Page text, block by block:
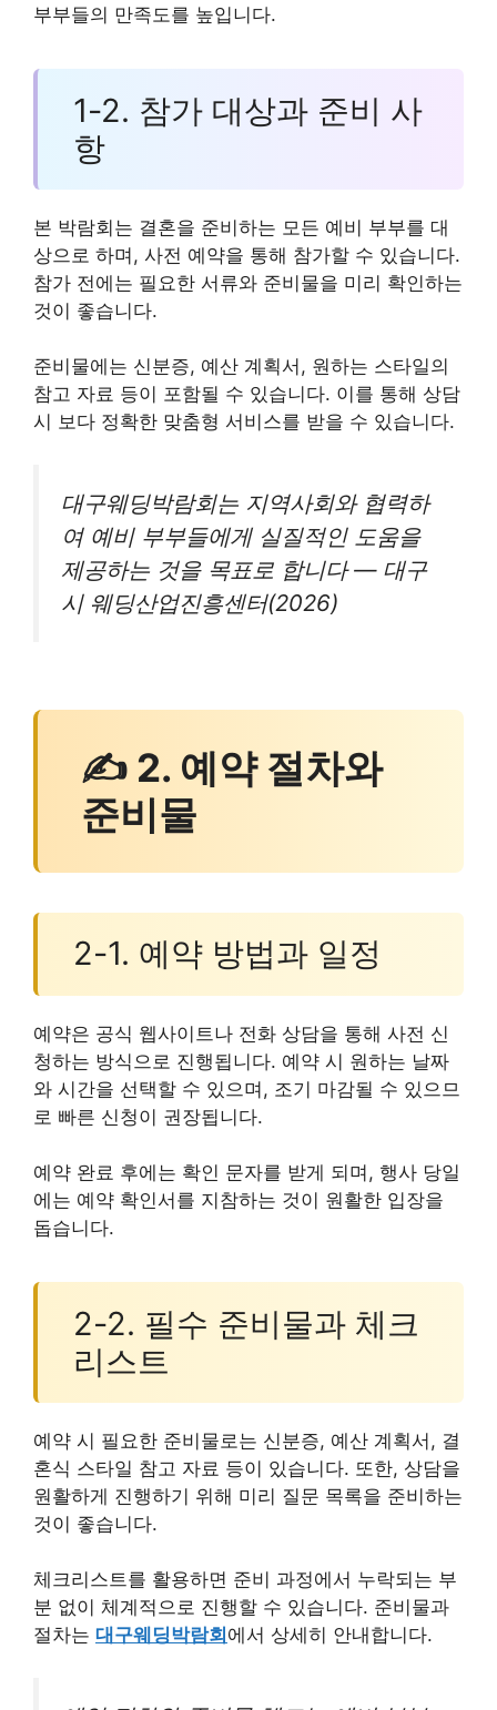
부부들의 만족도를 높입니다.
1-2. 참가 대상과 준비 사
항
본 박람회는 결혼을 준비하는 모든 예비 부부를 대
상으로 하며, 사전 예약을 통해 참가할 수 있습니다.
참가 전에는 필요한 서류와 준비물을 미리 확인하는
것이 좋습니다.
준비물에는 신분증, 예산 계획서, 원하는 스타일의
참고 자료 등이 포함될 수 있습니다. 이를 통해 상담
시 보다 정확한 맞춤형 서비스를 받을 수 있습니다.
대구웨딩박람회는 지역사회와 협력하
여 예비 부부들에게 실질적인 도움을
제공하는 것을 목표로 합니다 — 대구
시 웨딩산업진흥센터(2026)
✍ 2. 예약 절차와
준비물
2-1. 예약 방법과 일정
예약은 공식 웹사이트나 전화 상담을 통해 사전 신
청하는 방식으로 진행됩니다. 예약 시 원하는 날짜
와 시간을 선택할 수 있으며, 조기 마감될 수 있으므
로 빠른 신청이 권장됩니다.
예약 완료 후에는 확인 문자를 받게 되며, 행사 당일
에는 예약 확인서를 지참하는 것이 원활한 입장을
돕습니다.
2-2. 필수 준비물과 체크
리스트
예약 시 필요한 준비물로는 신분증, 예산 계획서, 결
혼식 스타일 참고 자료 등이 있습니다. 또한, 상담을
원활하게 진행하기 위해 미리 질문 목록을 준비하는
것이 좋습니다.
체크리스트를 활용하면 준비 과정에서 누락되는 부
분 없이 체계적으로 진행할 수 있습니다. 준비물과
절차는 대구웨딩박람회 에서 상세히 안내합니다.